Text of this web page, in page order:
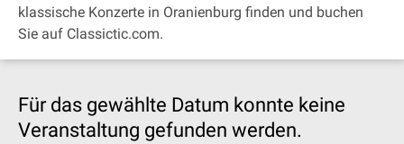
klassische Konzerte in Oranienburg finden und buchen
Sie auf Classictic.com.
Für das gewählte Datum konnte keine
Veranstaltung gefunden werden.